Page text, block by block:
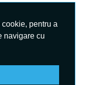
pentru a
navigare cu